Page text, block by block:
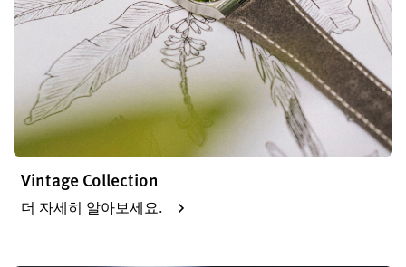
Vintage Collection
더 자세히 알아보세요.